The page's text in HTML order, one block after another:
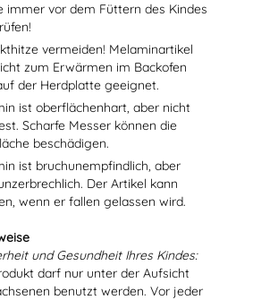
immer vor dem Füttern des Kindes
vermeiden! Melaminartikel
zum Erwärmen im Backofen
der Herdplatte geeignet.
ist oberflächenhart, aber nicht
Scharfe Messer können die
beschädigen.
ist bruchunempfindlich, aber
Der Artikel kann
wenn er fallen gelassen wird.
und Gesundheit Ihres Kindes:
darf nur unter der Aufsicht
benutzt werden. Vor jeder